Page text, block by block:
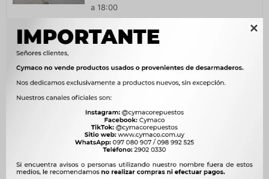

a 18:00
lagomar@cymaco.com.uy